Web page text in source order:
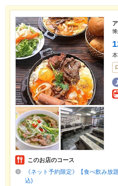
博
このお店のコース
《ネット予約限定》【食べ飲み
込)